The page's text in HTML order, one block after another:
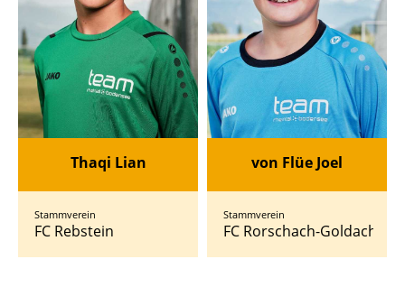
Thaqi Lian
Stammverein
FC Rebstein
von Flüe Joel
Stammverein
FC Rorschach-Goldach 17